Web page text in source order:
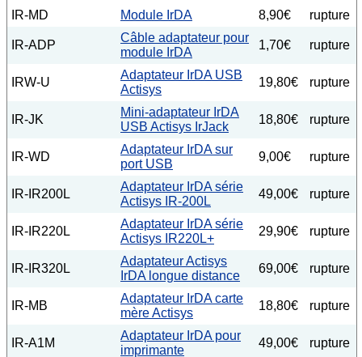
IR-MD
Module IrDA 8,90€ rupture
IR-ADP
Câble adaptateur pour
module IrDA
1,70€ rupture
IRW-U
Adaptateur IrDA USB
Actisys
19,80€ rupture
IR-JK
Mini-adaptateur IrDA
USB Actisys IrJack
18,80€ rupture
IR-WD
Adaptateur IrDA sur
port USB
9,00€ rupture
IR-IR200L
Adaptateur IrDA série
Actisys IR-200L
49,00€ rupture
IR-IR220L
Adaptateur IrDA série
Actisys IR220L+
29,90€ rupture
IR-IR320L
Adaptateur Actisys
IrDA longue distance
69,00€ rupture
IR-MB
Adaptateur IrDA carte
mère Actisys
18,80€ rupture
IR-A1M
Adaptateur IrDA pour
imprimante
49,00€ rupture